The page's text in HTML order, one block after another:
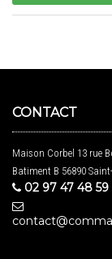
CONTACT
Maison Corbel 13 rue
Batiment B 56890
02 97 47 48 59